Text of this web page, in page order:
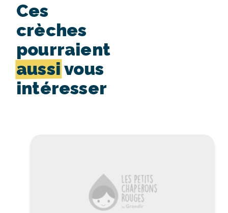
Ces
crèches
pourraient
aussi vous
intéresser